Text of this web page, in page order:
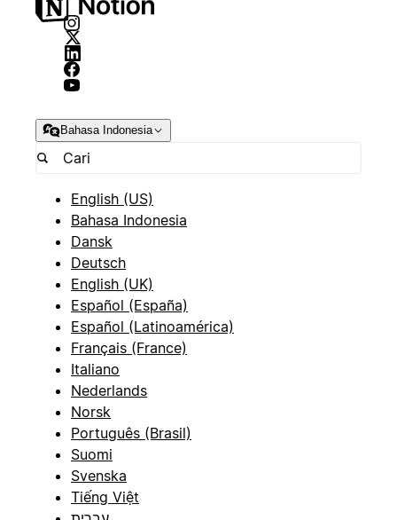
Bahasa Indonesia
English (US)
Bahasa Indonesia
Dansk
Deutsch
English (UK)
Español (España)
Español (Latinoamérica)
Français (France)
Italiano
Nederlands
Norsk
Português (Brasil)
Suomi
Svenska
Tiếng Việt